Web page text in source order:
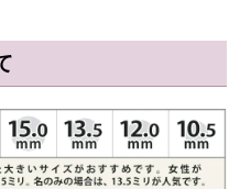
いますね。
が印鑑についてしまったとして
単に汚れを落とすことができま